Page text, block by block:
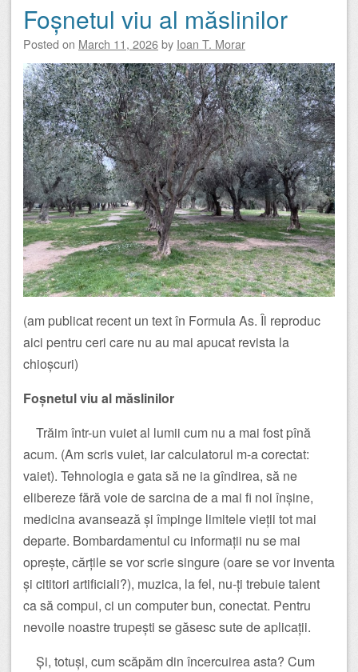
Foșnetul viu al măslinilor
Posted on March 11, 2026by Ioan T. Morar
(am publicat recent un text în Formula As. Îl reproduc
aici pentru ceri care nu au mai apucat revista la
chioșcuri)
Foșnetul viu al măslinilor
Trăim într-un vuiet al lumii cum nu a mai fost pînă
acum. (Am scris vuiet, iar calculatorul m-a corectat:
vaiet). Tehnologia e gata să ne ia gîndirea, să ne
elibereze fără voie de sarcina de a mai fi noi înșine,
medicina avansează și împinge limitele vieții tot mai
departe. Bombardamentul cu informații nu se mai
oprește, cărțile se vor scrie singure (oare se vor inventa
și cititori artificiali?), muzica, la fel, nu-ți trebuie talent
ca să compui, ci un computer bun, conectat. Pentru
nevoile noastre trupești se găsesc sute de aplicații.
Și, totuși, cum scăpăm din încercuirea asta? Cum